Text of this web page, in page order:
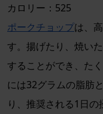
カロリー：525
ポークチョップは、
す。揚げたり、焼い
することができ、た
には32グラムの脂肪
り、推奨される1日の